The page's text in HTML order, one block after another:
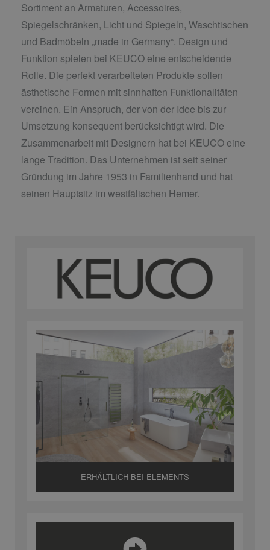
Sortiment an Armaturen, Accessoires,
Spiegelschränken, Licht und Spiegeln, Waschtischen
und Badmöbeln „made in Germany“. Design und
Funktion spielen bei KEUCO eine entscheidende
Rolle. Die perfekt verarbeiteten Produkte sollen
ästhetische Formen mit sinnhaften Funktionalitäten
vereinen. Ein Anspruch, der von der Idee bis zur
Umsetzung konsequent berücksichtigt wird. Die
Zusammenarbeit mit Designern hat bei KEUCO eine
lange Tradition. Das Unternehmen ist seit seiner
Gründung im Jahre 1953 in Familienhand und hat
seinen Hauptsitz im westfälischen Hemer.
ERHÄLTLICH BEI ELEMENTS